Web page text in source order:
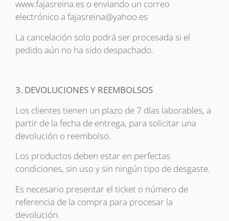
www.fajasreina.es o enviando un correo
electrónico a fajasreina@yahoo.es
La cancelación solo podrá ser procesada si el
pedido aún no ha sido despachado.
3. DEVOLUCIONES Y REEMBOLSOS
Los clientes tienen un plazo de 7 días laborables, a
partir de la fecha de entrega, para solicitar una
devolución o reembolso.
Los productos deben estar en perfectas
condiciones, sin uso y sin ningún tipo de desgaste.
Es necesario presentar el ticket o número de
referencia de la compra para procesar la
devolución.